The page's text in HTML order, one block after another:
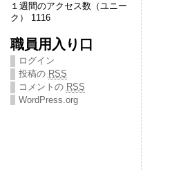
１週間のアクセス数（ユニー
ク） 1116
職員用入り口
ログイン
投稿の RSS
コメントの RSS
WordPress.org